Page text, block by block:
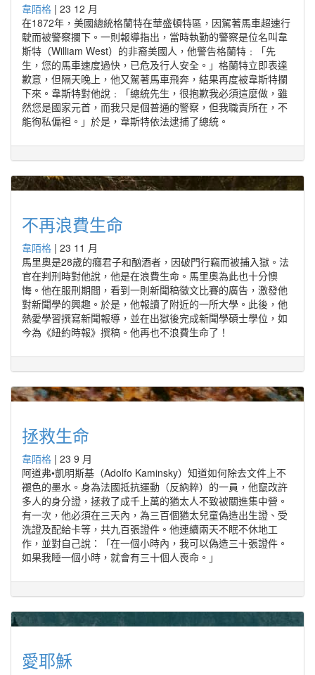
韋陌格 | 23 12 月
在1872年，美國總統格蘭特在華盛頓特區，因駕著馬車超速行
駛而被警察攔下。一則報導指出，當時執勤的警察是位名叫韋
斯特（William West）的非裔美國人，他警告格蘭特﹕「先
生，您的馬車速度過快，已危及行人安全。」格蘭特立即表達
歉意，但隔天晚上，他又駕著馬車飛奔，結果再度被韋斯特攔
下來。韋斯特對他說﹕「總統先生，很抱歉我必須這麼做，雖
然您是國家元首，而我只是個普通的警察，但我職責所在，不
能徇私偏袒。」於是，韋斯特依法逮捕了總統。
不再浪費生命
韋陌格 | 23 11 月
馬里奧是28歲的癮君子和酗酒者，因破門行竊而被捕入獄。法
官在判刑時對他說，他是在浪費生命。馬里奧為此也十分懊
悔。他在服刑期間，看到一則新聞稿徵文比賽的廣告，激發他
對新聞學的興趣。於是，他報讀了附近的一所大學。此後，他
熱愛學習撰寫新聞報導，並在出獄後完成新聞學碩士學位，如
今為《紐約時報》撰稿。他再也不浪費生命了！
拯救生命
韋陌格 | 23 9 月
阿道弗•凱明斯基（Adolfo Kaminsky）知道如何除去文件上不
褪色的墨水。身為法國抵抗運動（反納粹）的一員，他竄改許
多人的身分證，拯救了成千上萬的猶太人不致被關進集中營。
有一次，他必須在三天內，為三百個猶太兒童偽造出生證、受
洗證及配給卡等，共九百張證件。他連續兩天不眠不休地工
作，並對自己說：「在一個小時內，我可以偽造三十張證件。
如果我睡一個小時，就會有三十個人喪命。」
愛耶穌